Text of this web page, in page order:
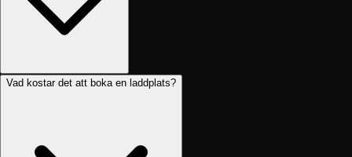
Vad kostar det att boka en laddplats?